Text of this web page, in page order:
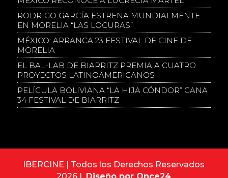
RODRIGO GARCÍA ESTRENA MUNDIALMENTE
EN MORELIA “LAS LOCURAS”
MÉXICO: ARRANCA 23 FESTIVAL DE CINE DE
MORELIA
EL BAL-LAB DE BIARRITZ PREMIA A CUATRO
PROYECTOS LATINOAMERICANOS
PELÍCULA BOLIVIANA “LA HIJA CÓNDOR” GANA
34 FESTIVAL DE BIARRITZ
IBERCINE | Todos los Derechos Reservados
2026 | Diseño por Once24